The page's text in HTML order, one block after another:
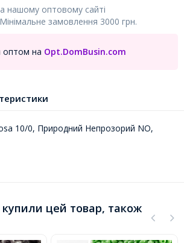
нашому оптовому сайті
Мінімальне замовлення 3000 грн.
оптом на Opt.DomBusin.com
10/0, Природний Непрозорий NO,
купили цей товар, також